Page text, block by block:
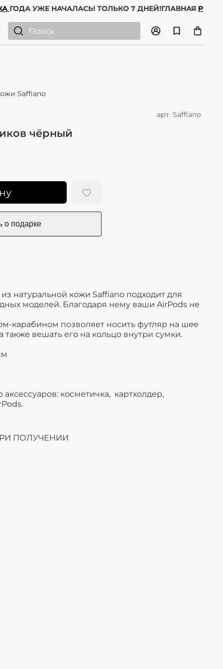
ГОДА УЖЕ НАЧАЛАСЬ! ТОЛЬКО 7 ДНЕЙ!ГЛАВНАЯ
Saffiano
арт.Saffiano
чёрный
натуральной кожи Saffiano подходит для
моделей. Благодаря нему ваши AirPods не
карабином позволяет носить футляр на шее
также вешать его на кольцо внутри сумки.
косметичка, картхолдер,
ПОЛУЧЕНИИ